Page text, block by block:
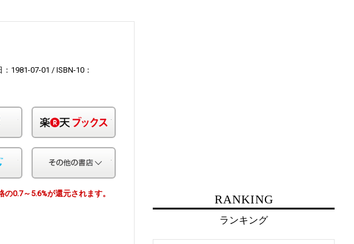
：1981-07-01
ISBN-10：
0.7～5.6%が還元されます。 RANKING
ランキング